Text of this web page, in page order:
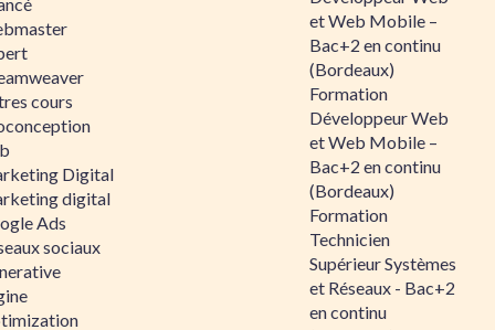
cours
Digital
digital
Ads
sociaux
et Web Mobile –
Bac+2 en continu
(Bordeaux)
Formation
Développeur Web
et Web Mobile –
Bac+2 en continu
(Bordeaux)
Formation
Technicien
Supérieur Systèmes
et Réseaux - Bac+2
en continu